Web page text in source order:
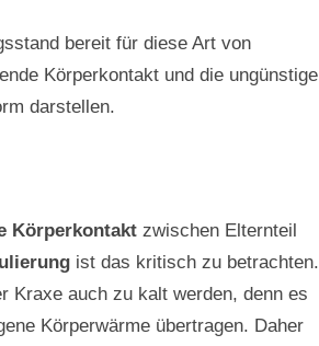
bereit für diese Art von
Körperkontakt und die ungünstige
darstellen.
Körperkontaktzwischen Elternteil
ist das kritisch zu betrachten.
Kraxe auch zu kalt werden, denn es
Körperwärme übertragen. Daher